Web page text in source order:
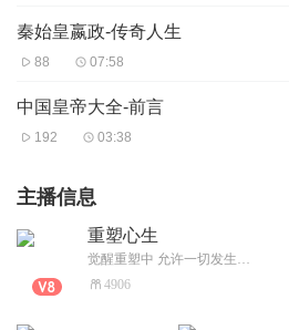
秦始皇嬴政-传奇人生
88 07:58
中国皇帝大全-前言
192 03:38
主播信息
重塑心生
觉醒重塑中 允许一切发生…
4906